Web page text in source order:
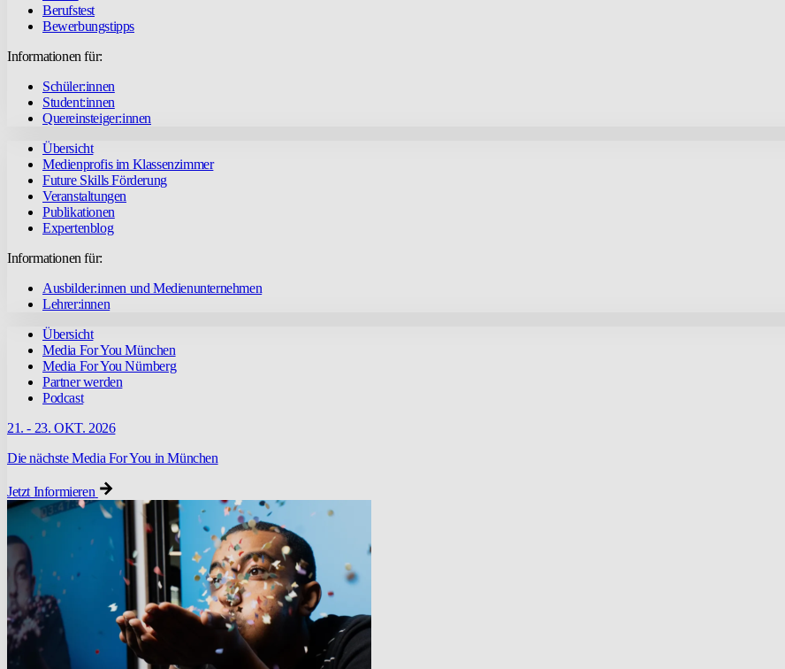
Berufstest
Bewerbungstipps
Informationen für:
Schüler:innen
Student:innen
Quereinsteiger:innen
Übersicht
Medienprofis im Klassenzimmer
Future Skills Förderung
Veranstaltungen
Publikationen
Expertenblog
Informationen für:
Ausbilder:innen und Medienunternehmen
Lehrer:innen
Übersicht
Media For You München
Media For You Nürnberg
Partner werden
Podcast
21. - 23. OKT. 2026
Die nächste Media For You in München
Jetzt Informieren